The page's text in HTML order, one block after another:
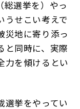
総選挙を）やっ
うせこい考えで
災地に寄り添っ
と同時に、実際
力を傾けるとい
挙をやってい